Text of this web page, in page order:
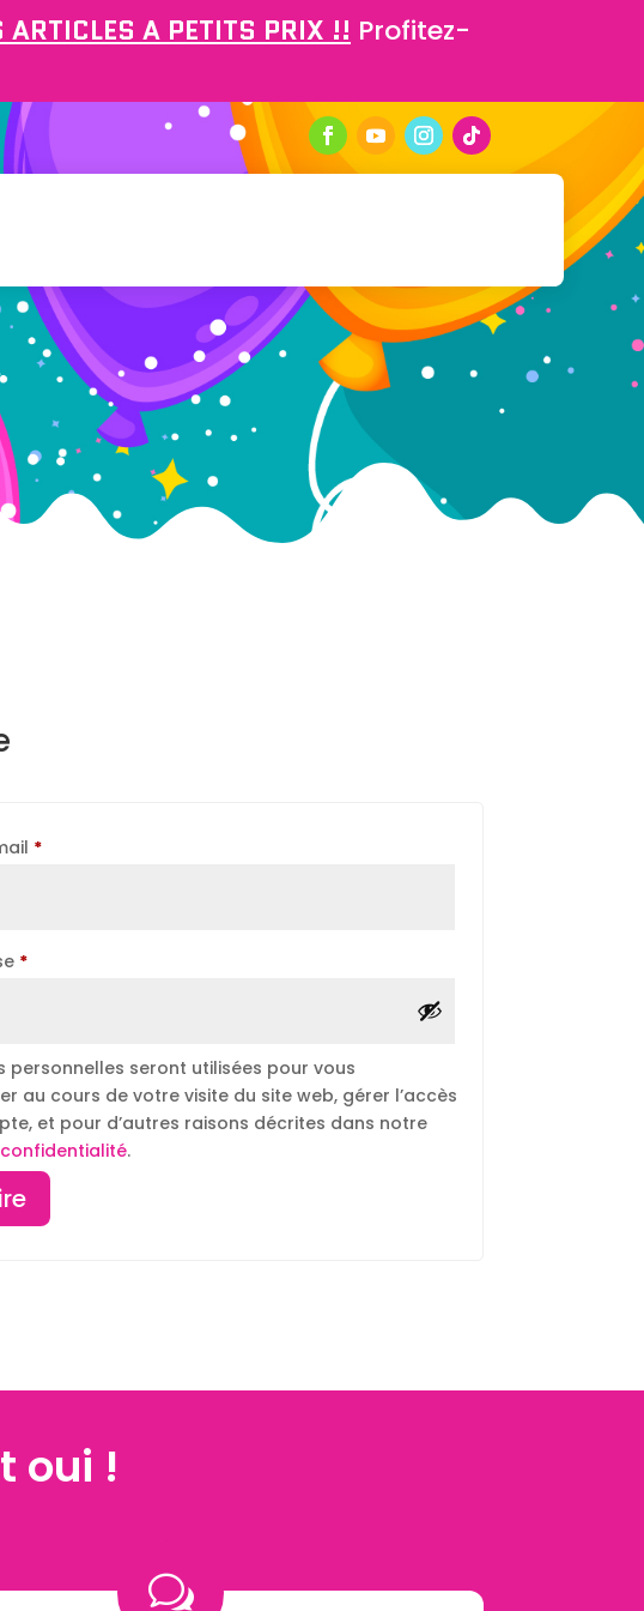
ARTICLES A PETITS PRIX !! Profitez-
*Obligatoire
*Obligatoire
personnelles seront utilisées pour vous
au cours de votre visite du site web, gérer l’accès
et pour d’autres raisons décrites dans notre
.
oui !
w